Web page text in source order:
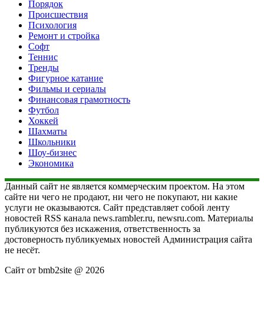
Порядок
Происшествия
Психология
Ремонт и стройка
Софт
Теннис
Тренды
Фигурное катание
Фильмы и сериалы
Финансовая грамотность
Футбол
Хоккей
Шахматы
Школьники
Шоу-бизнес
Экономика
Данный сайт не является коммерческим проектом. На этом
сайте ни чего не продают, ни чего не покупают, ни какие
услуги не оказываются. Сайт представляет собой ленту
новостей RSS канала news.rambler.ru, newsru.com. Материалы
публикуются без искажения, ответственность за
достоверность публикуемых новостей Администрация сайта
не несёт.
Сайт от bmb2site @ 2026